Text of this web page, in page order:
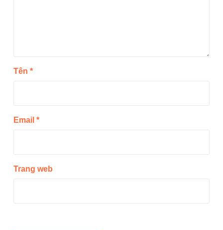
Tên *
Email *
Trang web